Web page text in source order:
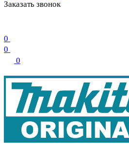
Заказать звонок
0
0
0